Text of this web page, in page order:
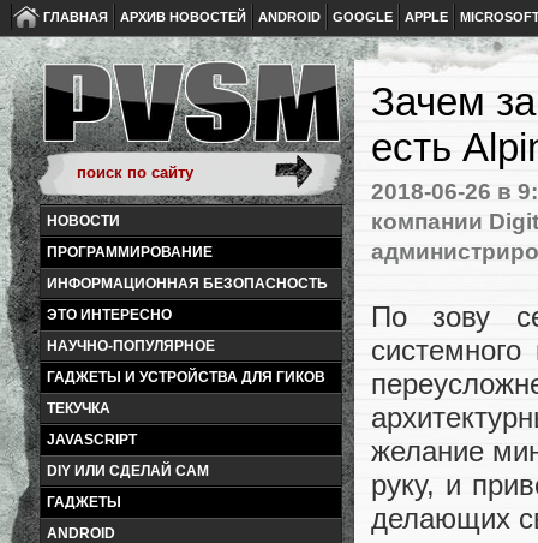
ГЛАВНАЯ АРХИВ НОВОСТЕЙ ANDROID GOOGLE APPLE
НОВОСТИ
ПРОГРАММИРОВАНИЕ
ИНФОРМАЦИОННАЯ БЕЗОПАСНОСТЬ
ЭТО ИНТЕРЕСНО
НАУЧНО-ПОПУЛЯРНОЕ
ГАДЖЕТЫ И УСТРОЙСТВА ДЛЯ ГИКОВ
ТЕКУЧКА
JAVASCRIPT
DIY ИЛИ СДЕЛАЙ САМ
ГАДЖЕТЫ
ANDROID
Зачем
есть
2018-06-26 в
компании
По зову
желание
руку, и
делающих